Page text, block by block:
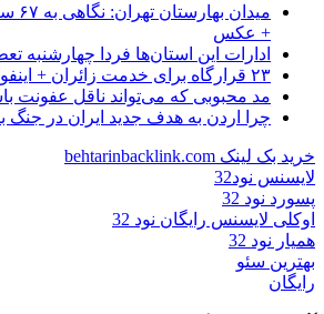
+ عکس
ادارات این استان‌ها فردا چهارشنبه
۲۳ قرارگاه برای خدمت زائران + اینفوگرافیک
مد محبوبی که می‌تواند ناقل عفونت
چرا اردن به هدف جدید ایران در جنگ
خرید بک لینک behtarinbacklink.com
لایسنس نود32
پسورد نود 32
اوکلی لایسنس رایگان نود 32
همیار نود 32
بهترین سئو
رایگان